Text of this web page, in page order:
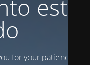
está
for your patience!